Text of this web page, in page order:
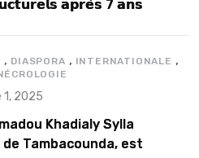
𝗮𝗽𝗿𝗲̀𝘀 7 𝗮𝗻𝘀
, DIASPORA , INTERNATIONALE ,
2025
Khadialy Sylla
Tambacounda, est